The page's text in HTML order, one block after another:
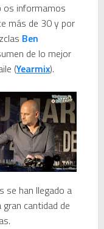
os informamos
más de 30 y por
Ben
de lo mejor
(Yearmix).
se han llegado a
cantidad de